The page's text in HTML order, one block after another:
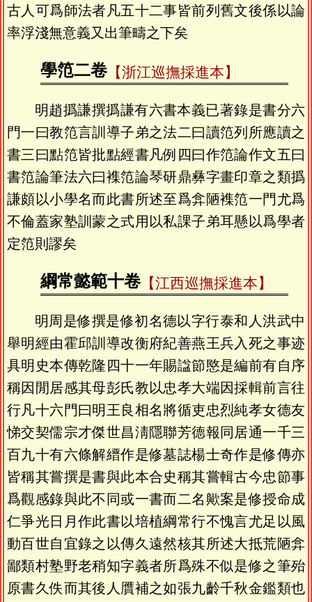
古人可爲師法者凡五十二事皆前列舊文後係以論
率浮淺無意義又出筆疇之下矣
學笵二卷【浙江巡撫採進本】
明趙撝謙撰撝謙有六書本義已著錄是書分六
門一曰教笵言訓導子弟之法二曰讀笵列所應讀之
書三曰點笵皆批點經書凡例四曰作笵論作文五曰
書笵論筆法六曰襍笵論琴研鼎彝字畫印章之類撝
謙頗以小學名而此書所述至爲弇陋襍笵一門尤爲
不倫蓋家塾訓蒙之式用以私課子弟耳懸以爲學者
定笵則謬矣
綱常懿範十卷【江西巡撫採進本】
明周是修撰是修初名德以字行泰和人洪武中
舉明經由霍邱訓導改衡府紀善燕王兵入死之事迹
具明史本傳乾隆四十一年賜諡節愍是編前有自序
稱因閒居感其母彭氏教以忠孝大端因採輯前言往
行凡十六門曰明王良相名將循吏忠烈純孝女德友
悌交契儒宗才傑世昌淸隱聯芳德報同居通一千三
百九十有六條解縉作是修墓誌楊士奇作是修傳亦
皆稱其嘗撰是書與此本合史稱其嘗輯古今忠節事
爲觀感錄與此不同或一書而二名歟案是修授命成
仁爭光日月作此書以培植綱常行不愧言尤足以風
動百世自宜錄之以傳久遠然核其所述大抵荒陋弇
鄙類村塾野老稍知字義者所爲殊不似是修之筆殆
原書久佚而其後人贋補之如張九齡千秋金鑑類也